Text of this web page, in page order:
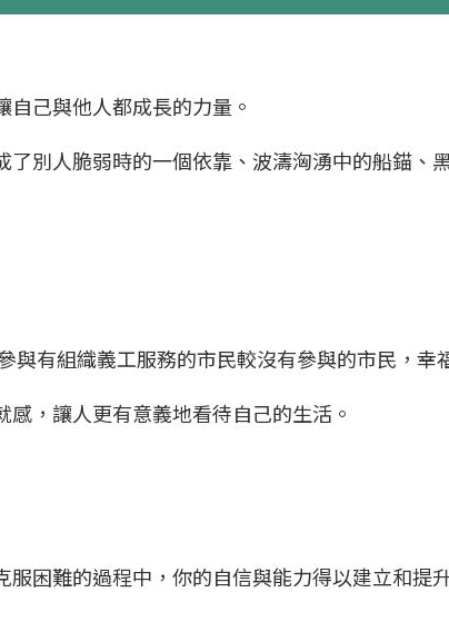
己與他人都成長的力量。
別人脆弱時的一個依靠、波濤洶湧中的船錨、
有組織義工服務的市民較沒有參與的市民，幸
，讓人更有意義地看待自己的生活。
困難的過程中，你的自信與能力得以建立和提